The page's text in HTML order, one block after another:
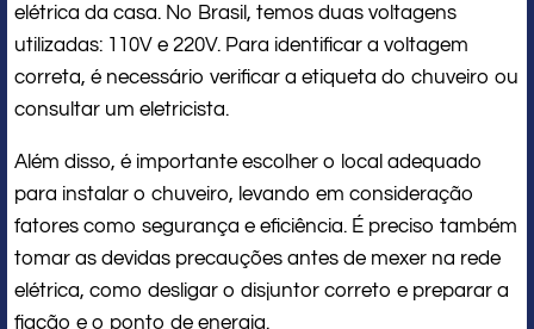
elétrica da casa. No Brasil, temos duas voltagens
utilizadas: 110V e 220V. Para identificar a voltagem
correta, é necessário verificar a etiqueta do chuveiro ou
consultar um eletricista.
Além disso, é importante escolher o local adequado
para instalar o chuveiro, levando em consideração
fatores como segurança e eficiência. É preciso também
tomar as devidas precauções antes de mexer na rede
elétrica, como desligar o disjuntor correto e preparar a
fiação e o ponto de energia.